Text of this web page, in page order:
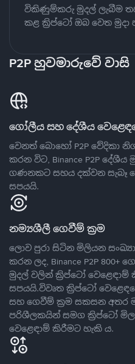
විකිණුම්කරු මුදල් ලැබීම
කළ ක්‍රිප්ටෝ ඔබ වෙත මුදා
P2P හුවමාරුවේ වාසි
ගෝලීය සහ දේශීය
වෙනත් බොහෝ P2P වේදිකා
කරන විට, Binance P2P
ගණනකට සහය දක්වන සැබෑ
සපයයි.
නම්‍යශීලී ගෙවීම් ක්‍රම
ලොව පුරා සිටින මිලියන
කරන ලද, Binance P2P 800+
මුදල් වලින් ක්‍රිප්ටෝ
සපයයි.විවෘත ක්‍රිප්ටෝ
සහ ගෙවීම් ක්‍රම සකසන
පරිශීලකයින් සමග ක්‍රිප්ටෝ
වෙළෙඳාම් කිරීමට හැකි ය.